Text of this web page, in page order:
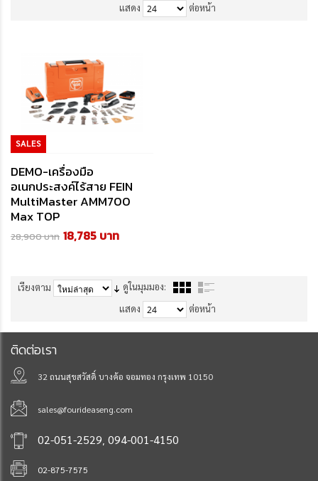
แสดง
ต่อหน้า
SALES
DEMO-เครื่องมือ
อเนกประสงค์ไร้สาย FEIN
MultiMaster AMM700
Max TOP
28,900 บาท 18,785 บาท
เรียงตาม
ดูในมุมมอง:
แสดง
ต่อหน้า
ติดต่อเรา
32 ถนนสุขสวัสดิ์ บางค้อ จอมทอง กรุงเทพ 10150
sales@fourideaseng.com
02-051-2529, 094-001-4150
02-875-7575